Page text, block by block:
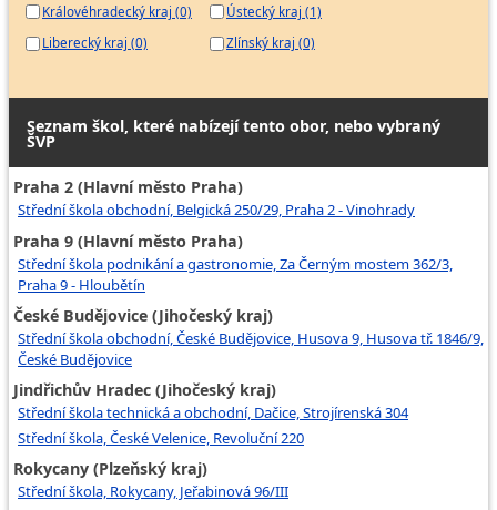
Královéhradecký kraj (0)
Liberecký kraj (0)
Ústecký kraj (1)
Zlínský kraj (0)
Seznam škol, které nabízejí tento obor, nebo vybraný
ŠVP
Praha 2 (Hlavní město Praha)
Střední škola obchodní, Belgická 250/29, Praha 2 - Vinohrady
Praha 9 (Hlavní město Praha)
Střední škola podnikání a gastronomie, Za Černým mostem 362/3,
Praha 9 - Hloubětín
České Budějovice (Jihočeský kraj)
Střední škola obchodní, České Budějovice, Husova 9, Husova tř. 1846/9,
České Budějovice
Jindřichův Hradec (Jihočeský kraj)
Střední škola technická a obchodní, Dačice, Strojírenská 304
Střední škola, České Velenice, Revoluční 220
Rokycany (Plzeňský kraj)
Střední škola, Rokycany, Jeřabinová 96/III